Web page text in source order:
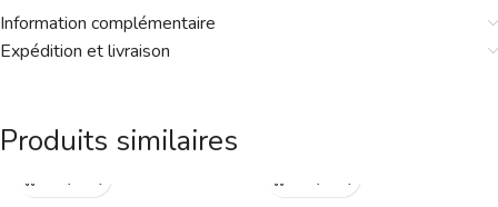
Information complémentaire
Expédition et livraison
Produits similaires